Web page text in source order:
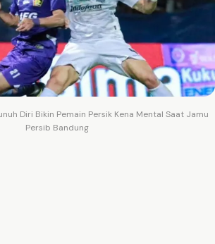
Diri Bikin Pemain Persik Kena Mental Saat Jamu
Persib Bandung